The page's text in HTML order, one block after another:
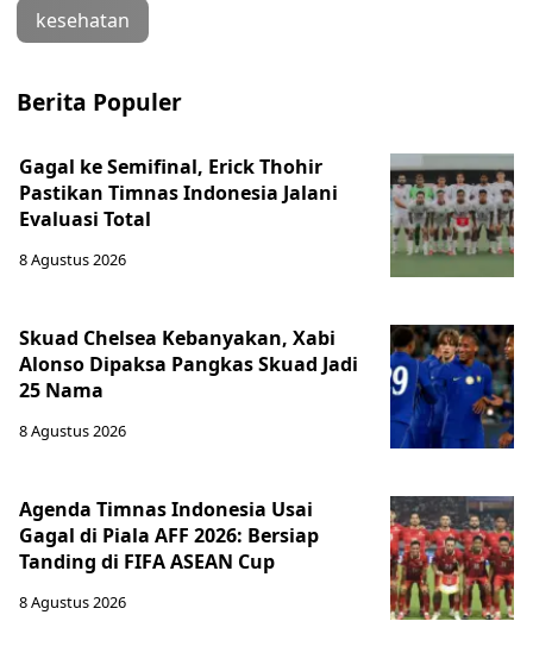
kesehatan
Berita Populer
Gagal ke Semifinal, Erick Thohir
Pastikan Timnas Indonesia Jalani
Evaluasi Total
8 Agustus 2026
Skuad Chelsea Kebanyakan, Xabi
Alonso Dipaksa Pangkas Skuad Jadi
25 Nama
8 Agustus 2026
Agenda Timnas Indonesia Usai
Gagal di Piala AFF 2026: Bersiap
Tanding di FIFA ASEAN Cup
8 Agustus 2026